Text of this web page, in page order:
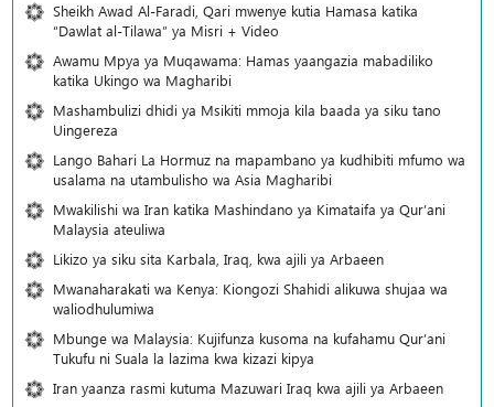
Sheikh Awad Al-Faradi, Qari mwenye kutia Hamasa katika
“Dawlat al-Tilawa” ya Misri + Video
Awamu Mpya ya Muqawama: Hamas yaangazia mabadiliko
katika Ukingo wa Magharibi
Mashambulizi dhidi ya Msikiti mmoja kila baada ya siku tano
Uingereza
Lango Bahari La Hormuz na mapambano ya kudhibiti mfumo wa
usalama na utambulisho wa Asia Magharibi
Mwakilishi wa Iran katika Mashindano ya Kimataifa ya Qur’ani
Malaysia ateuliwa
Likizo ya siku sita Karbala, Iraq, kwa ajili ya Arbaeen
Mwanaharakati wa Kenya: Kiongozi Shahidi alikuwa shujaa wa
waliodhulumiwa
Mbunge wa Malaysia: Kujifunza kusoma na kufahamu Qur’ani
Tukufu ni Suala la lazima kwa kizazi kipya
Iran yaanza rasmi kutuma Mazuwari Iraq kwa ajili ya Arbaeen